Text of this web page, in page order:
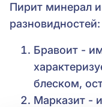
Пирит минерал
разновидностей:
Бравоит -
блеском,
Марказит -